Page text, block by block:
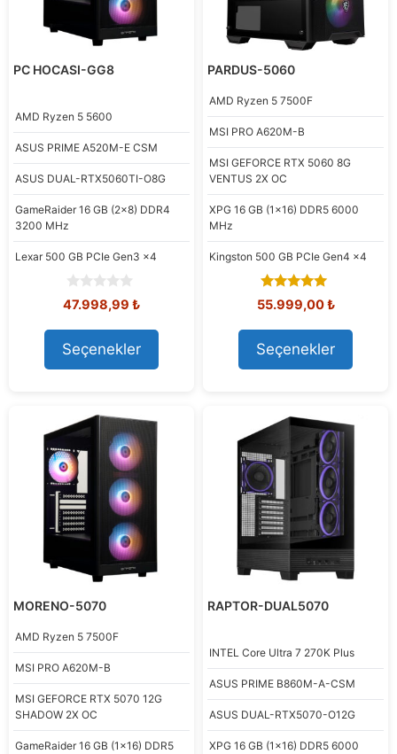
PC HOCASI-GG8
AMD Ryzen 5 5600
ASUS PRIME A520M-E CSM
ASUS DUAL-RTX5060TI-O8G
GameRaider 16 GB (2x8) DDR4
3200 MHz
Lexar 500 GB PCIe Gen3 x4
0
o
u
t
o
f
Orijinal
58.450,11 ₺.
47.998,99 ₺Şu
Seçenekler
PARDUS-5060
AMD Ryzen 5 7500F
MSI PRO A620M-B
MSI GEFORCE RTX 5060 8G
VENTUS 2X OC
XPG 16 GB (1x16) DDR5 6000
MHz
Kingston 500 GB PCIe Gen4 x4
5.00
out of 5
Orijinal
61.595,93 ₺.
55.999,00₺Şu
Seçenekler
MORENO-5070
AMD Ryzen 5 7500F
MSI PRO A620M-B
MSI GEFORCE RTX 5070 12G
SHADOW 2X OC
GameRaider 16 GB (1x16) DDR5
RAPTOR-DUAL5070
INTEL Core Ultra 7 270K Plus
ASUS PRIME B860M-A-CSM
ASUS DUAL-RTX5070-O12G
XPG 16 GB (1x16) DDR5 6000